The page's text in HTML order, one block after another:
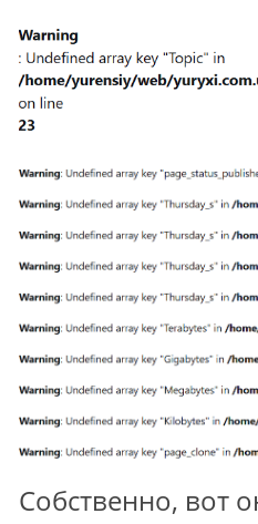
Собственно, вот